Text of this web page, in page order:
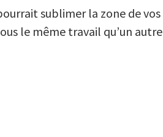
sublimer la zone de vos
le même travail qu’un autre